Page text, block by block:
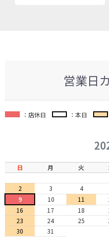
営業日
：店休日 ：本日
日 月 火
2
3 4
9
10 11
16
17 18
23
24 25
30
31